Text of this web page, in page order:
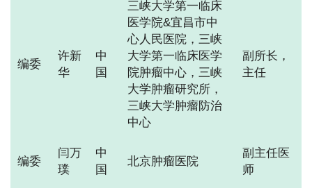
编委
许新
华
中
国
三峡大学第一临床
医学院&宜昌市中
心人民医院，三峡
大学第一临床医学
院肿瘤中心，三峡
大学肿瘤研究所，
三峡大学肿瘤防治
中心
副所长，
主任
编委
闫万
璞
中
国
北京肿瘤医院
副主任医
师